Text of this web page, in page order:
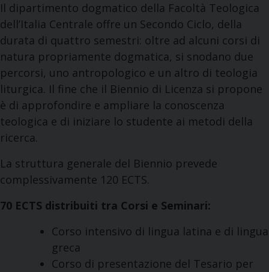
Il dipartimento dogmatico della Facoltà Teologica
dell’Italia Centrale offre un Secondo Ciclo, della
durata di quattro semestri: oltre ad alcuni corsi di
natura propriamente dogmatica, si snodano due
percorsi, uno antropologico e un altro di teologia
liturgica. Il fine che il Biennio di Licenza si propone
è di approfondire e ampliare la conoscenza
teologica e di iniziare lo studente ai metodi della
ricerca.
La struttura generale del Biennio prevede
complessivamente 120 ECTS.
70 ECTS distribuiti tra Corsi e Seminari:
Corso intensivo di lingua latina e di lingua
greca
Corso di presentazione del Tesario per